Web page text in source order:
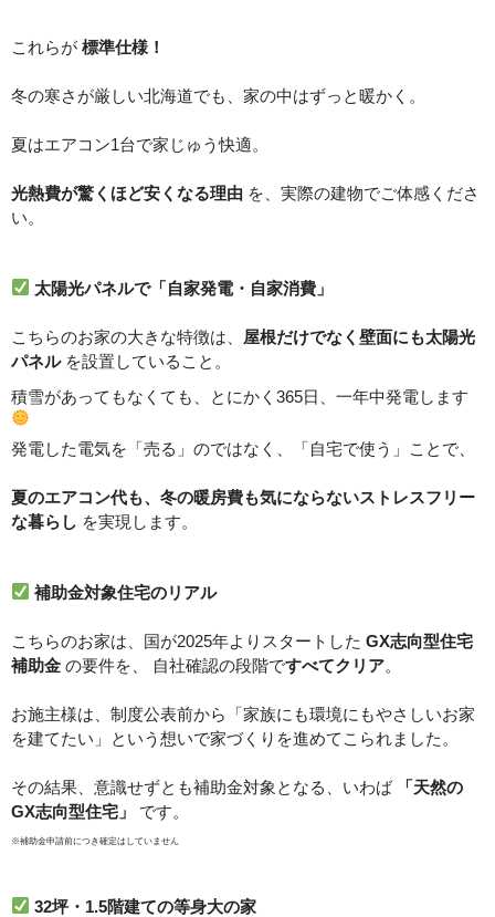
これらが 標準仕様！
冬の寒さが厳しい北海道でも、家の中はずっと暖かく。
夏はエアコン1台で家じゅう快適。
光熱費が驚くほど安くなる理由 を、実際の建物でご体感くださ
い。
太陽光パネルで「自家発電・自家消費」
こちらのお家の大きな特徴は、 屋根だけでなく壁面にも太陽光
パネルを設置していること。
積雪があってもなくても、とにかく365日、一年中発電します
発電した電気を「売る」のではなく、「自宅で使う」ことで、
夏のエアコン代も、冬の暖房費も気にならないストレスフリー
な暮らし を実現します。
補助金対象住宅のリアル
こちらのお家は、国が2025年よりスタートした GX志向型住宅
補助金 の要件を、 自社確認の段階ですべてクリア。
お施主様は、制度公表前から「家族にも環境にもやさしいお家
を建てたい」という想いで家づくりを進めてこられました。
その結果、意識せずとも補助金対象となる、いわば
「天然の
GX志向型住宅」
です。
※補助金申請前につき確定はしていません
32坪・1.5階建ての等身大の家